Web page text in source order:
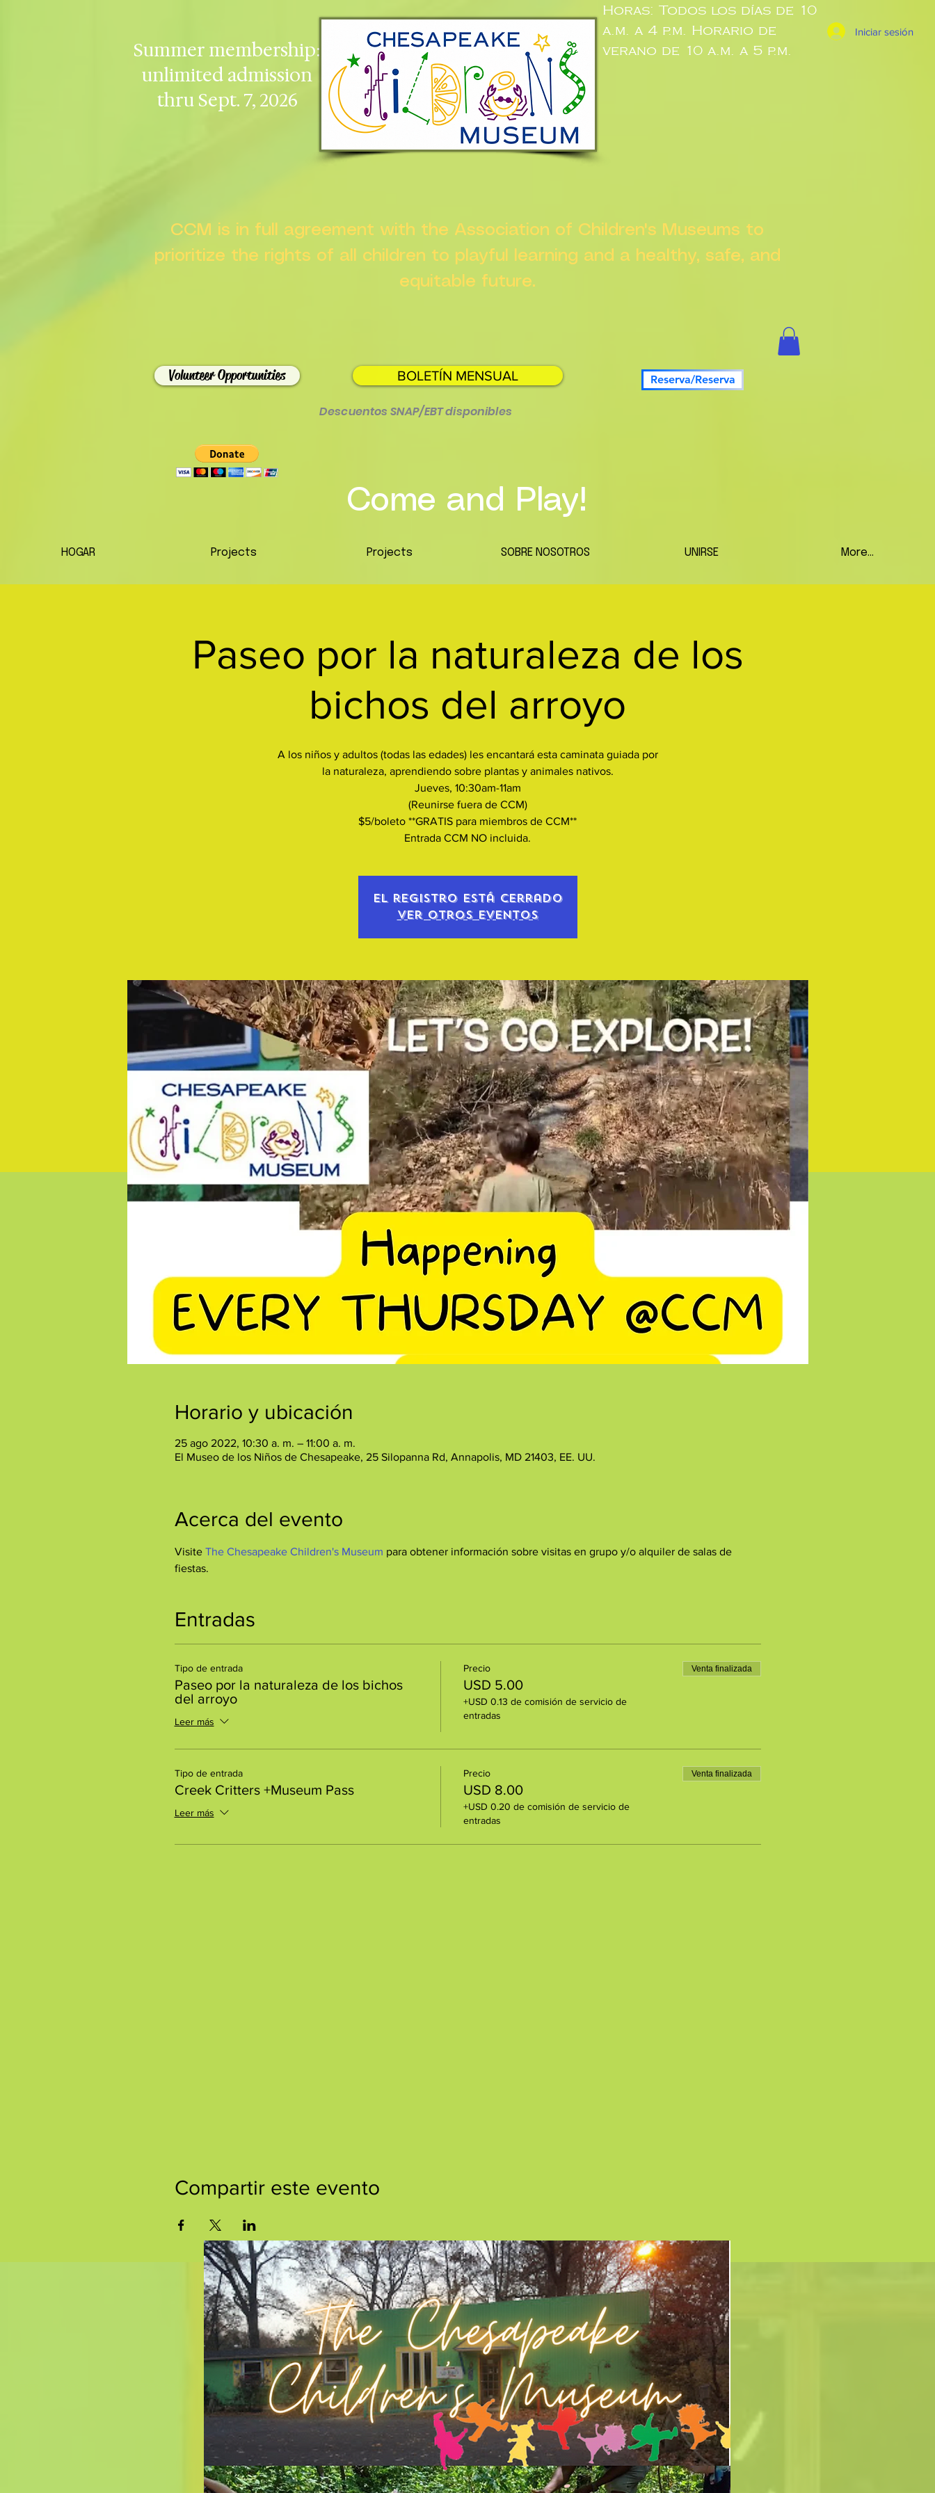
Summer membership:
unlimited admission
thru Sept. 7, 2026
Horas: Todos los días de 10
a.m. a 4 p.m. Horario de
verano de 10 a.m. a 5 p.m.
Iniciar sesión
CCM is in full agreement with the Association of Children's Museums to
prioritize the rights of all children to playful learning and a healthy, safe, and
equitable future.
Volunteer Opportunities BOLETÍN MENSUAL Reserva/Reserva
Descuentos SNAP/EBT disponibles
Come and Play!
HOGAR Projects Projects SOBRE NOSOTROS UNIRSE More...
Paseo por la naturaleza de los
bichos del arroyo
A los niños y adultos (todas las edades) les encantará esta caminata guiada por
la naturaleza, aprendiendo sobre plantas y animales nativos.
Jueves, 10:30am-11am
(Reunirse fuera de CCM)
$5/boleto **GRATIS para miembros de CCM**
Entrada CCM NO incluida.
El registro está cerrado
Ver otros eventos
Horario y ubicación
25 ago 2022, 10:30 a. m. – 11:00 a. m.
El Museo de los Niños de Chesapeake, 25 Silopanna Rd, Annapolis, MD 21403, EE. UU.
Acerca del evento
Visite The Chesapeake Children's Museum para obtener información sobre visitas en grupo y/o alquiler de salas de
fiestas.
Entradas
Tipo de entrada
Paseo por la naturaleza de los bichos
del arroyo
Leer más
Precio
USD 5.00
+USD 0.13 de comisión de servicio de
entradas
Venta finalizada
Tipo de entrada
Creek Critters +Museum Pass
Leer más
Precio
USD 8.00
+USD 0.20 de comisión de servicio de
entradas
Venta finalizada
Compartir este evento